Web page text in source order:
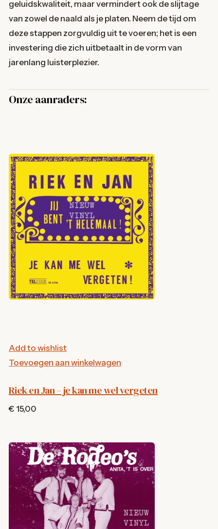
geluidskwaliteit, maar vermindert ook de slijtage
van zowel de naald als je platen. Neem de tijd om
deze stappen zorgvuldig uit te voeren; het is een
investering die zich uitbetaalt in de vorm van
jarenlang luisterplezier.
Onze aanraders:
Add to wishlist
Toevoegen aan winkelwagen
Riek en Jan – je kan me wel vergeten
€ 15,00